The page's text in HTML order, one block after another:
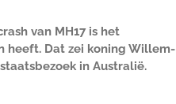
van MH17 is het
heeft. Dat zei koning Willem-
in Australië.